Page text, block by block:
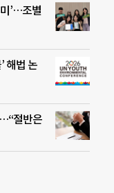
’…조별
해법 논
절반은